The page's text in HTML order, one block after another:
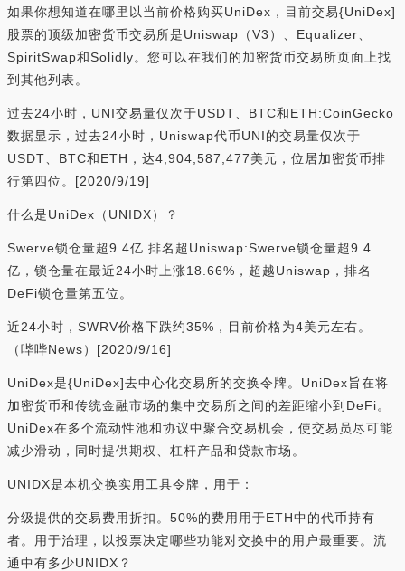
如果你想知道在哪里以当前价格购买UniDex，目前交易{UniDex]
股票的顶级加密货币交易所是Uniswap（V3）、Equalizer、
SpiritSwap和Solidly。您可以在我们的加密货币交易所页面上找
到其他列表。
过去24小时，UNI交易量仅次于USDT、BTC和ETH:CoinGecko
数据显示，过去24小时，Uniswap代币UNI的交易量仅次于
USDT、BTC和ETH，达4,904,587,477美元，位居加密货币排
行第四位。[2020/9/19]
什么是UniDex（UNIDX）？
Swerve锁仓量超9.4亿 排名超Uniswap:Swerve锁仓量超9.4
亿，锁仓量在最近24小时上涨18.66%，超越Uniswap，排名
DeFi锁仓量第五位。
近24小时，SWRV价格下跌约35%，目前价格为4美元左右。
（哔哔News）[2020/9/16]
UniDex是{UniDex]去中心化交易所的交换令牌。UniDex旨在将
加密货币和传统金融市场的集中交易所之间的差距缩小到DeFi。
UniDex在多个流动性池和协议中聚合交易机会，使交易员尽可能
减少滑动，同时提供期权、杠杆产品和贷款市场。
UNIDX是本机交换实用工具令牌，用于：
分级提供的交易费用折扣。50%的费用用于ETH中的代币持有
者。用于治理，以投票决定哪些功能对交换中的用户最重要。流
通中有多少UNIDX？